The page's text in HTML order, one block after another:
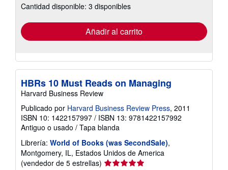
las
tarifas
envío
Cantidad disponible: 3 disponibles
Añadir al carrito
HBRs 10 Must Reads on Managing
Harvard Business Review
Publicado por Harvard Business Review Press, 2011
ISBN 10: 1422157997 / ISBN 13: 9781422157992
Antiguo o usado / Tapa blanda
Librería: World of Books (was SecondSale),
Montgomery, IL, Estados Unidos de America
(vendedor de 5 estrellas) Calificación